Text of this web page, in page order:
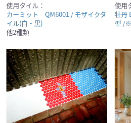
使用タイル：
カーミット QM6001 / モザイクタ
イル(白・黒)
他2種類
使用
牡丹
型 /※